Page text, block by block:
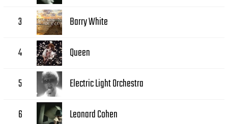
3 Barry White
4 Queen
5 Electric Light Orchestra
6 Leonard Cohen